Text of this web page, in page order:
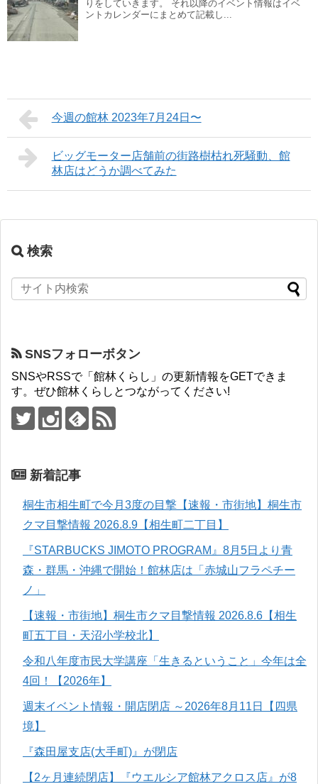
りをしていきます。 それ以降のイベント情報はイベ
ントカレンダーにまとめて記載し...
今週の館林 2023年7月24日〜
ビッグモーター店舗前の街路樹枯れ死騒動、館
林店はどうか調べてみた
検索
SNSフォローボタン
SNSやRSSで「館林くらし」の更新情報をGETできま
す。ぜひ館林くらしとつながってください!
新着記事
桐生市相生町で今月3度の目撃【速報・市街地】桐生市
クマ目撃情報 2026.8.9【相生町二丁目】
『STARBUCKS JIMOTO PROGRAM』8月5日より青
森・群馬・沖縄で開始！館林店は「赤城山フラペチー
ノ」
【速報・市街地】桐生市クマ目撃情報 2026.8.6【相生
町五丁目・天沼小学校北】
令和八年度市民大学講座「生きるということ」今年は全
4回！【2026年】
週末イベント情報・開店閉店 ～2026年8月11日【四県
境】
『森田屋支店(大手町)』が閉店
【2ヶ月連続閉店】『ウエルシア館林アクロス店』が8